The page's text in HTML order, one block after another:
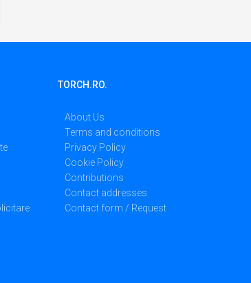
TORCH.RO.
About Us
Terms and conditions
Privacy Policy
Cookie Policy
Contributions
Contact addresses
Contact form / Request